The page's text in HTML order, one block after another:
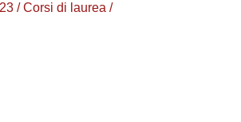
/ Corsi di laurea /